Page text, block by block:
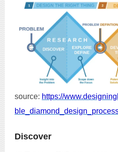
source: https://
Discover